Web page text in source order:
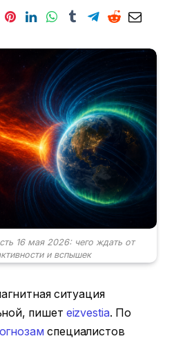
16 мая 2026: чего ждать от
и вспышек
ситуация
пишет eizvestia. По
специалистов